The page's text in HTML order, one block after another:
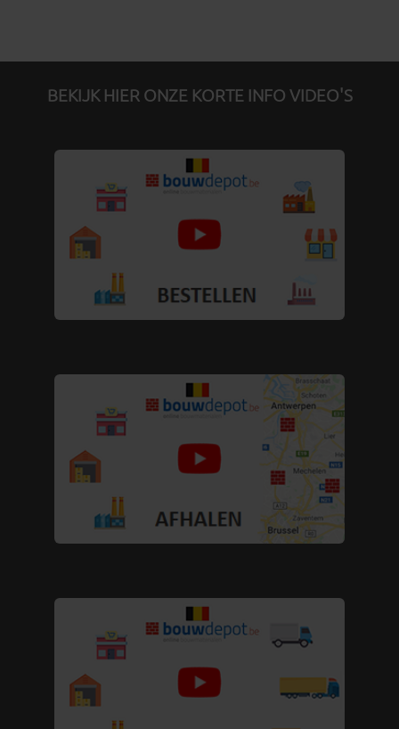
BEKIJK HIER ONZE KORTE INFO VIDEO'S